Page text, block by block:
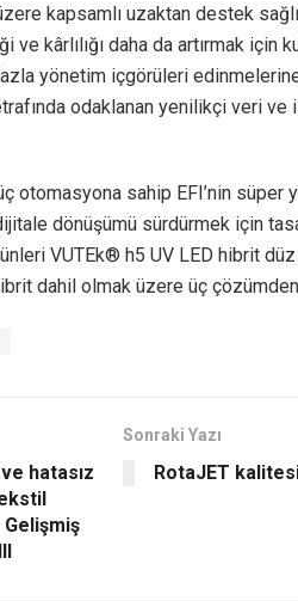
kapsamlı uzaktan destek
kârlılığı daha da artırmak için
yönetim içgörüleri
odaklanan yenilikçi veri
otomasyona sahip EFI’nin süper
dönüşümü sürdürmek için
VUTEk® h5 UV LED hibrit
dahil olmak üzere üç
hatasız
Gelişmiş
Sonraki Yazı
RotaJET